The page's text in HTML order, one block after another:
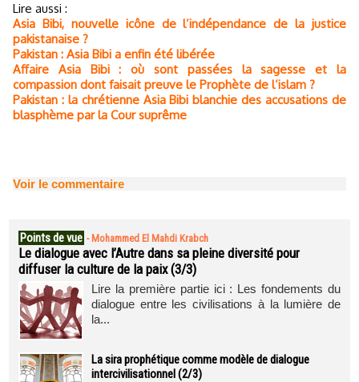
Lire aussi :
Asia Bibi, nouvelle icône de l’indépendance de la justice
pakistanaise ?
Pakistan : Asia Bibi a enfin été libérée
Affaire Asia Bibi : où sont passées la sagesse et la
compassion dont faisait preuve le Prophète de l’islam ?
Pakistan : la chrétienne Asia Bibi blanchie des accusations de
blasphème par la Cour suprême
Voir le commentaire
Points de vue - Mohammed El Mahdi Krabch
Le dialogue avec l’Autre dans sa pleine diversité pour
diffuser la culture de la paix (3/3)
Lire la première partie ici : Les fondements du
dialogue entre les civilisations à la lumière de
la...
La sira prophétique comme modèle de dialogue
intercivilisationnel (2/3)